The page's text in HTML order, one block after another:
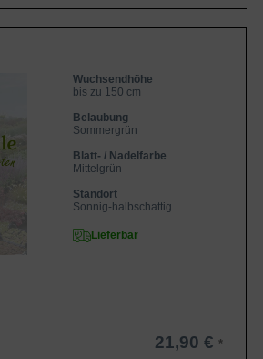
bis zu 150 cm hoch und 130
eiförmig länglich,
im Herbst orange-gelb gefärbt
bis August
braun
durchlässige, frische Böden
bis halbschattig
23,3 bis -17,8 °C)
weit hervorschauen. Die
Wuchsendhöhe
bis zu 150 cm
Belaubung
Sommergrün
Blatt- / Nadelfarbe
Mittelgrün
Standort
Sonnig-halbschattig
Lieferbar
21,90 €